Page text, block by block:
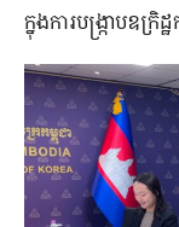
ក្នុងការបង្ក្រាបឧក្រិ